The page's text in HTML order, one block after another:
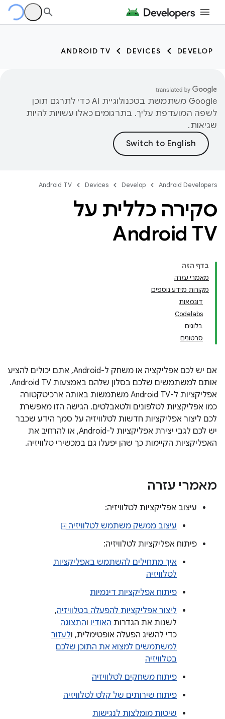
DEVELOP
DEVICES
ANDROID TV
‫Google משתמשת בטכנולוגיית AI כדי לתרגם תוכן
לשפה המועדפת עליך. בתרגומים כאלו עשויות להיות
שגיאות.
Android Developers
Develop
Devices
Android TV
סקירה כללית על
Android TV
בדף הזה
מאמרי עזרה
מקורות מידע נוספים
דוגמאות
Codelabs
בלוגים
סרטונים
אם יש לכם אפליקציה או משחק ל-Android, אתם יכולים להציע
אותם למשתמשים שלכם בסלון שלהם באמצעות Android TV.
אפליקציות ל-Android TV משתמשות באותה ארכיטקטורה
כמו אפליקציות לטלפונים ולטאבלטים. הגישה הזו מאפשרת
לכם ליצור אפליקציות חדשות לטלוויזיה על סמך הידע שכבר
יש לכם לגבי יצירת אפליקציות ל-Android, או להרחיב את
האפליקציות הקיימות כך שהן יפעלו גם במכשירי טלוויזיה.
מאמרי עזרה
עיצוב אפליקציות לטלוויזיה:
עיצוב ממשק משתמש לטלוויזיה ⍈
פיתוח אפליקציות לטלוויזיה:
איך מתחילים להשתמש באפליקציות
לטלוויזיה
פיתוח אפליקציות דינמיות
ליצור אפליקציות להפעלה בטלוויזיה,
לשנות את הגדרות האודיו והתצוגה
כדי להשיג הפעלה אופטימלית, ולעזור
למשתמשים למצוא את התוכן שלכם
בטלוויזיה
פיתוח משחקים לטלוויזיה
פיתוח שירותים של קלט לטלוויזיה
שיטות מומלצות לנגישות